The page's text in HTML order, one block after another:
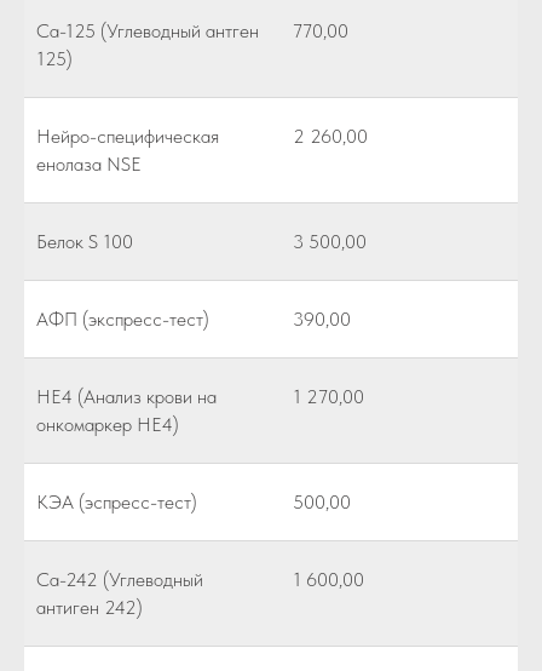
Са-125 (Углеводный антген
125)
770,00
Нейро-специфическая
енолаза NSE
2 260,00
Белок S 100 3 500,00
АФП (экспресс-тест) 390,00
НЕ4 (Анализ крови на
онкомаркер НЕ4)
1 270,00
КЭА (эспресс-тест) 500,00
Са-242 (Углеводный
антиген 242)
1 600,00